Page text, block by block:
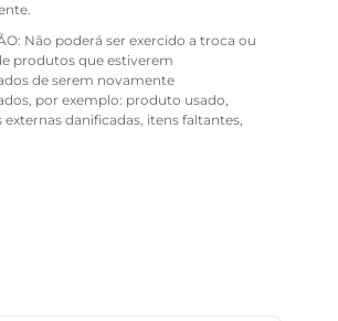
Não poderá ser exercido a troca ou
produtos que estiverem
de serem novamente
por exemplo: produto usado,
externas danificadas, itens faltantes,